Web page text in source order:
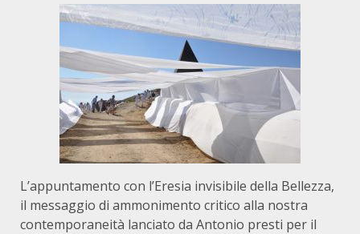
L’appuntamento con l’Eresia invisibile della Bellezza,
il messaggio di ammonimento critico alla nostra
contemporaneità lanciato da Antonio presti per il